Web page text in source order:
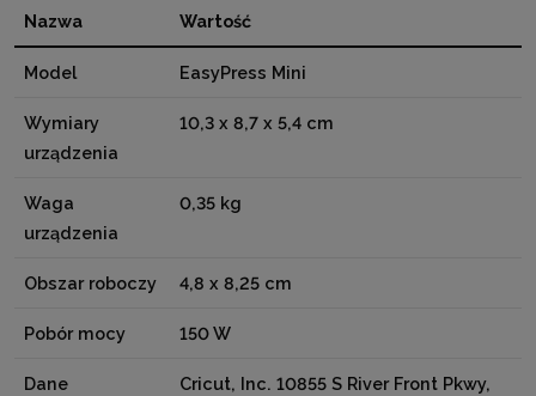
Nazwa Wartość
Model EasyPress Mini
Wymiary
urządzenia
10,3 x 8,7 x 5,4 cm
Waga
urządzenia
0,35 kg
Obszar roboczy 4,8 x 8,25 cm
Pobór mocy 150 W
Dane
Cricut, Inc. 10855 S River Front Pkwy,